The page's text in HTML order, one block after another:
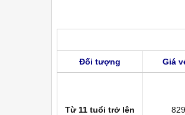
Đối tượng Giá
Từ 11 tuổi trở lên